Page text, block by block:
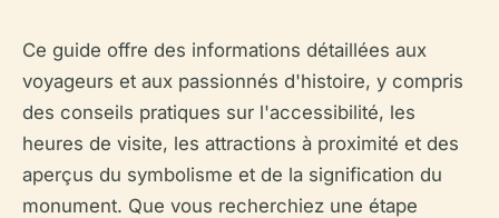
Ce guide offre des informations détaillées aux
voyageurs et aux passionnés d'histoire, y compris
des conseils pratiques sur l'accessibilité, les
heures de visite, les attractions à proximité et des
aperçus du symbolisme et de la signification du
monument. Que vous recherchiez une étape